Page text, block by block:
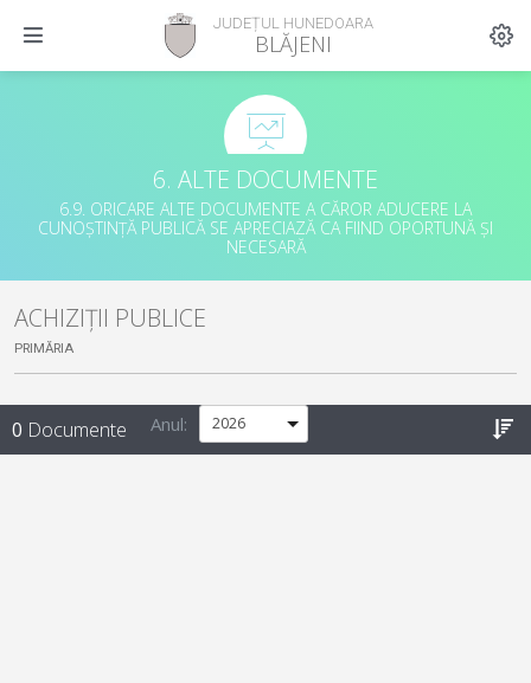
JUDEȚUL HUNEDOARA
BLĂJENI
6. ALTE DOCUMENTE
6.9. ORICARE ALTE DOCUMENTE A CĂROR ADUCERE LA
CUNOȘTINȚĂ PUBLICĂ SE APRECIAZĂ CA FIIND OPORTUNĂ ȘI
NECESARĂ
ACHIZIȚII PUBLICE
PRIMĂRIA
0 Documente Anul: